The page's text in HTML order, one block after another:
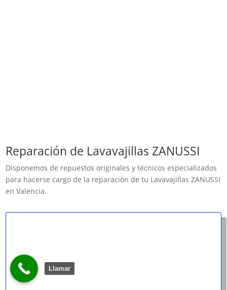
Reparación de Lavavajillas ZANUSSI
Disponemos de repuestos originales y técnicos especializados
para hacerse cargo de la reparación de tu Lavavajillas ZANUSSI
en Valencia.
Llamar